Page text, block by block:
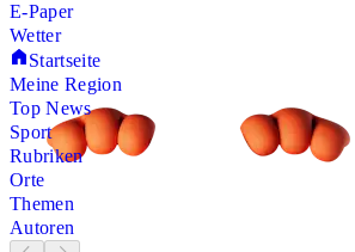
E-Paper
Wetter
Startseite
Meine Region
Top News
Sport
Rubriken
Orte
Themen
Autoren